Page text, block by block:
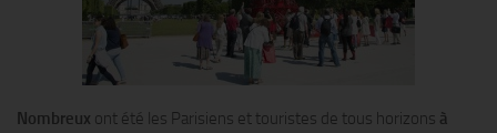
Nombreux ont été les Parisiens et touristes de tous horizons à